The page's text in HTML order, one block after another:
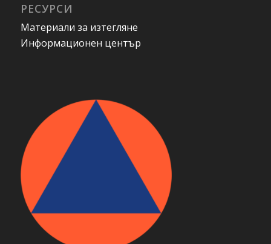
РЕСУРСИ
Материали за изтегляне
Информационен център